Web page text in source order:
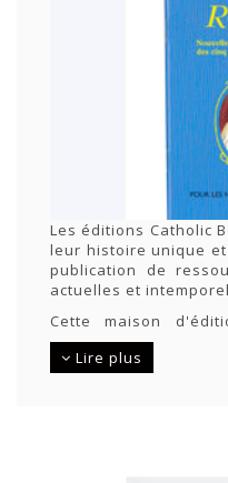
Les éditions Catholic
leur histoire unique
publication de
actuelles et
Cette maison
communauté
En effet, Catholic
Lire plus